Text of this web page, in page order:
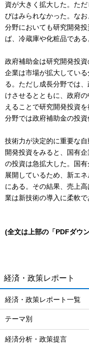
資が大きく拡大した。た
びはみられなかった。な
分野においても研究開発
ば、冷蔵庫や化粧品である
政府補助金は研究開発投
企業は市場が拡大してい
る。ただし成長分野では
けさせるとともに、政府
えることで研究開発投資
分野では政府補助金の投資
技術力が決定的に重要な
開発投資をみると、国有
の投資は急拡大した。国
展開しているため、新エ
にある。その結果、売上
業は新技術の導入に柔軟
(全文は上部の「PDFダウ
経済・政策レポート
経済・政策レポート一覧
テーマ別
経済分析・政策提言